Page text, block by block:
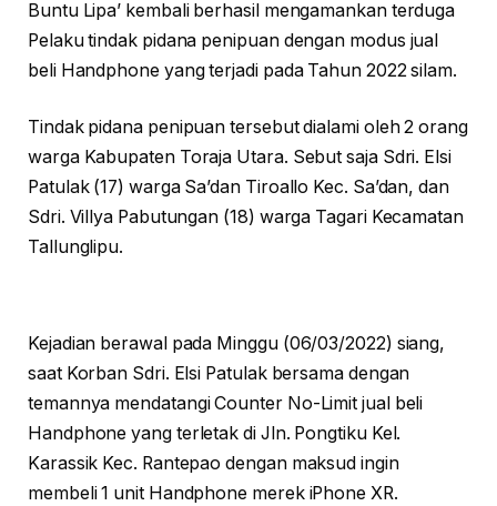
Buntu Lipa’ kembali berhasil mengamankan terduga
Pelaku tindak pidana penipuan dengan modus jual
beli Handphone yang terjadi pada Tahun 2022 silam.
Tindak pidana penipuan tersebut dialami oleh 2 orang
warga Kabupaten Toraja Utara. Sebut saja Sdri. Elsi
Patulak (17) warga Sa’dan Tiroallo Kec. Sa’dan, dan
Sdri. Villya Pabutungan (18) warga Tagari Kecamatan
Tallunglipu.
Kejadian berawal pada Minggu (06/03/2022) siang,
saat Korban Sdri. Elsi Patulak bersama dengan
temannya mendatangi Counter No-Limit jual beli
Handphone yang terletak di Jln. Pongtiku Kel.
Karassik Kec. Rantepao dengan maksud ingin
membeli 1 unit Handphone merek iPhone XR.